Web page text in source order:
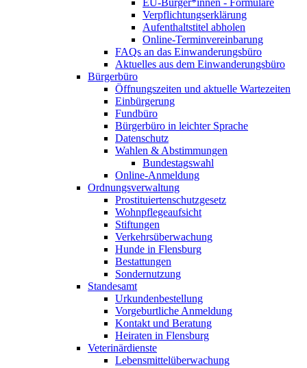
EU-Bürger*innen - Formulare
Verpflichtungserklärung
Aufenthaltstitel abholen
Online-Terminvereinbarung
FAQs an das Einwanderungsbüro
Aktuelles aus dem Einwanderungsbüro
Bürgerbüro
Öffnungszeiten und aktuelle Wartezeiten
Einbürgerung
Fundbüro
Bürgerbüro in leichter Sprache
Datenschutz
Wahlen & Abstimmungen
Bundestagswahl
Online-Anmeldung
Ordnungsverwaltung
Prostituiertenschutzgesetz
Wohnpflegeaufsicht
Stiftungen
Verkehrsüberwachung
Hunde in Flensburg
Bestattungen
Sondernutzung
Standesamt
Urkundenbestellung
Vorgeburtliche Anmeldung
Kontakt und Beratung
Heiraten in Flensburg
Veterinärdienste
Lebensmittelüberwachung